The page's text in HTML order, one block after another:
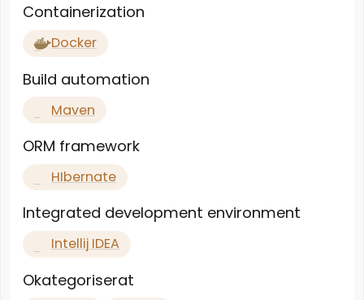
Containerization
Docker
Build automation
Maven
ORM framework
HIbernate
Integrated development environment
Intellij IDEA
Okategoriserat